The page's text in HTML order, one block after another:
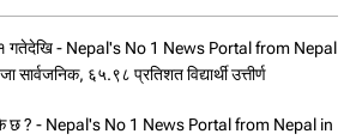
१ गतेदेखि - Nepal's No 1 News Portal from Nepal
सार्वजनिक, ६५.९८ प्रतिशत विद्यार्थी उत्तीर्ण
के छ ? - Nepal's No 1 News Portal from Nepal in